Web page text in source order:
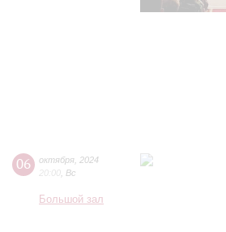
06 октября 2024
20:00 Вс
Большой зал